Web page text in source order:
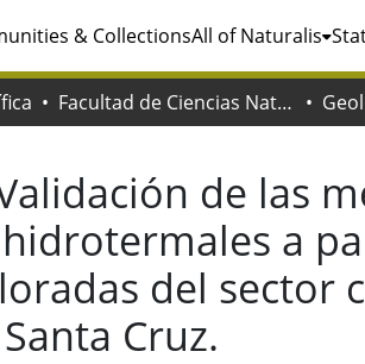
& CollectionsAll of Naturalis
Facultad de Ciencias Naturales y Museo
de las
a
del sector
Cruz.